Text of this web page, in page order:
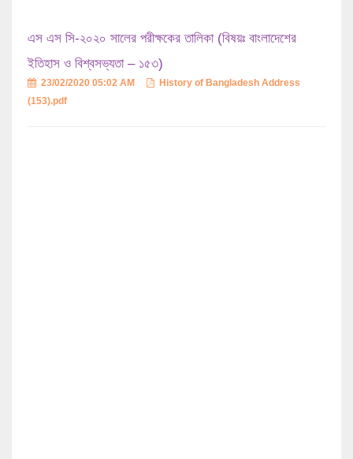
এস এস সি-২০২০ সালের পরীক্ষকের তালিকা (বিষয়ঃ বাংলাদেশের
ইতিহাস ও বিশ্বসভ্যতা – ১৫৩)
23/02/2020 05:02 AM
History of Bangladesh Address
(153).pdf